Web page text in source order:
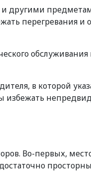
другими
перегревания и
в которой
избежать
Во-первых,